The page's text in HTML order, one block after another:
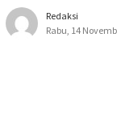
Redaksi
Rabu, 14